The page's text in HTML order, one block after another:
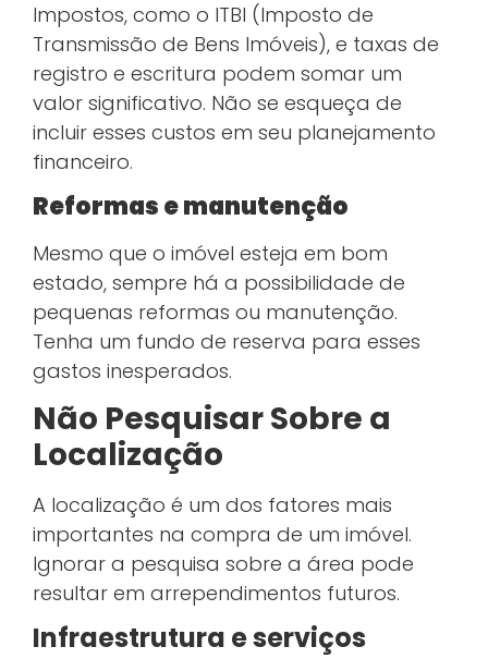
Impostos, como o ITBI (Imposto de
Transmissão de Bens Imóveis), e taxas de
registro e escritura podem somar um
valor significativo. Não se esqueça de
incluir esses custos em seu planejamento
financeiro.
Reformas e manutenção
Mesmo que o imóvel esteja em bom
estado, sempre há a possibilidade de
pequenas reformas ou manutenção.
Tenha um fundo de reserva para esses
gastos inesperados.
Não Pesquisar Sobre a
Localização
A localização é um dos fatores mais
importantes na compra de um imóvel.
Ignorar a pesquisa sobre a área pode
resultar em arrependimentos futuros.
Infraestrutura e serviços